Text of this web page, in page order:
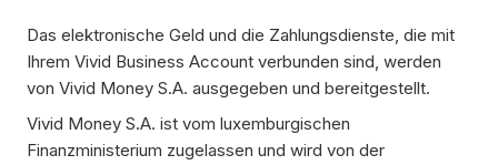
Das elektronische Geld und die Zahlungsdienste, die mit
Ihrem Vivid Business Account verbunden sind, werden
von Vivid Money S.A. ausgegeben und bereitgestellt.
Vivid Money S.A. ist vom luxemburgischen
Finanzministerium zugelassen und wird von der